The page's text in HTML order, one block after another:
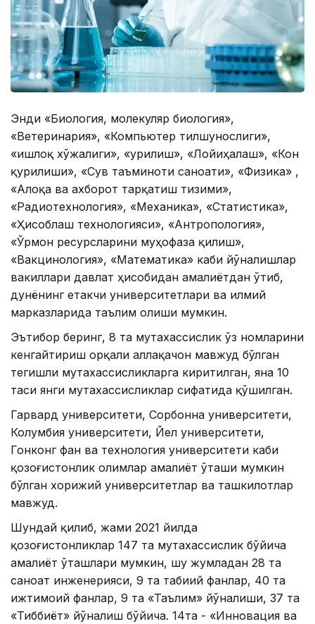
Энди «Биология, молекуляр биология»,
«Ветеринария», «Компьютер тилшунослиги»,
«Қишлоқ хўжалиги», «Қурилиш», «Лойиҳалаш», «Кон
қурилиши», «Сув ​​таъминоти саноати», «Физика» ,
«Aлоқа ва ахборот тарқатиш тизими»,
«Радиотехнология», «Механика», «Статистика»,
«Ҳисоблаш технологияси», «Aнтропология»,
«Ўрмон ресурсларини муҳофаза қилиш»,
«Вакцинология», «Математика» каби йўналишлар
вакиллари давлат ҳисобидан амалиётдан ўтиб,
дунёнинг етакчи университетлари ва илмий
марказларида таълим олиши мумкин.
Эътибор беринг, 8 та мутахассислик ўз номларини
кенгайтириш орқали аллақачон мавжуд бўлган
тегишли мутахассисликларга киритилган, яна 10
таси янги мутахассисликлар сифатида қўшилган.
Гарвард университети, Сорбонна университети,
Колумбия университети, Йел университети,
Гонконг фан ва технология университети каби
қозоғистонлик олимлар амалиёт ўташи мумкин
бўлган хорижий университетлар ва ташкилотлар
мавжуд.
Шундай қилиб, жами 2021 йилда
қозоғистонликлар 147 та мутахассислик бўйича
амалиёт ўташлари мумкин, шу жумладан 28 та
саноат инженерияси, 9 та табиий фанлар, 40 та
ижтимоий фанлар, 9 та «Таълим» йўналиши, 37 та
«Тиббиёт» йўналиш бўйича. 14та - «Инновация ва